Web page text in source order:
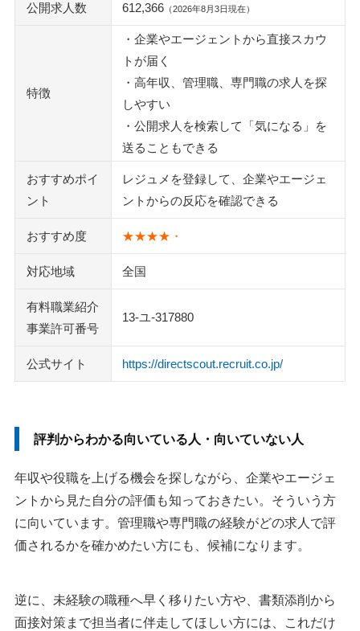
内定率・面接確約・怪しいスカウトの見方
通過率と内定率は公表されていない
返信すると面談が設定される｜面接確約でも内定ではない
送信者・評価理由・求人内容の3点で判断する
身バレと退会｜登録前後に触っておく設定
スカウトに返信するまで氏名も住所も相手に見えない
ブロック設定は自分で追加する
退会してもレジュメは残る
ビズリーチ・リクルートエージェントとの使い分け
Q：利用料金はかかりますか？
Q：登録に審査はありますか？何歳まで使えますか？
Q：年収がいくらから使えますか？
Q：興味のないスカウトは無視しても問題ありませんか？
評判の数より、スカウトで評価された経験を確認しよう
doda X
ビズリーチ
Izul（イズル）
アサイン
クライス＆カンパニー
公開求人数 612,366 （2026年8月3日現在）
特徴
・企業やエージェントから直接スカウ
トが届く
・高年収、管理職、専門職の求人を探
しやすい
・公開求人を検索して「気になる」を
送ることもできる
おすすめポイ
ント
レジュメを登録して、企業やエージェ
ントからの反応を確認できる
おすすめ度 ★★★★・
対応地域 全国
有料職業紹介
事業許可番号
13-ユ-317880
公式サイト https://directscout.recruit.co.jp/
評判からわかる向いている人・向いていない人
年収や役職を上げる機会を探しながら、企業やエージェ
ントから見た自分の評価も知っておきたい。そういう方
に向いています。管理職や専門職の経験がどの求人で評
価されるかを確かめたい方にも、候補になります。
逆に、未経験の職種へ早く移りたい方や、書類添削から
面接対策まで担当者に伴走してほしい方には、これだけ